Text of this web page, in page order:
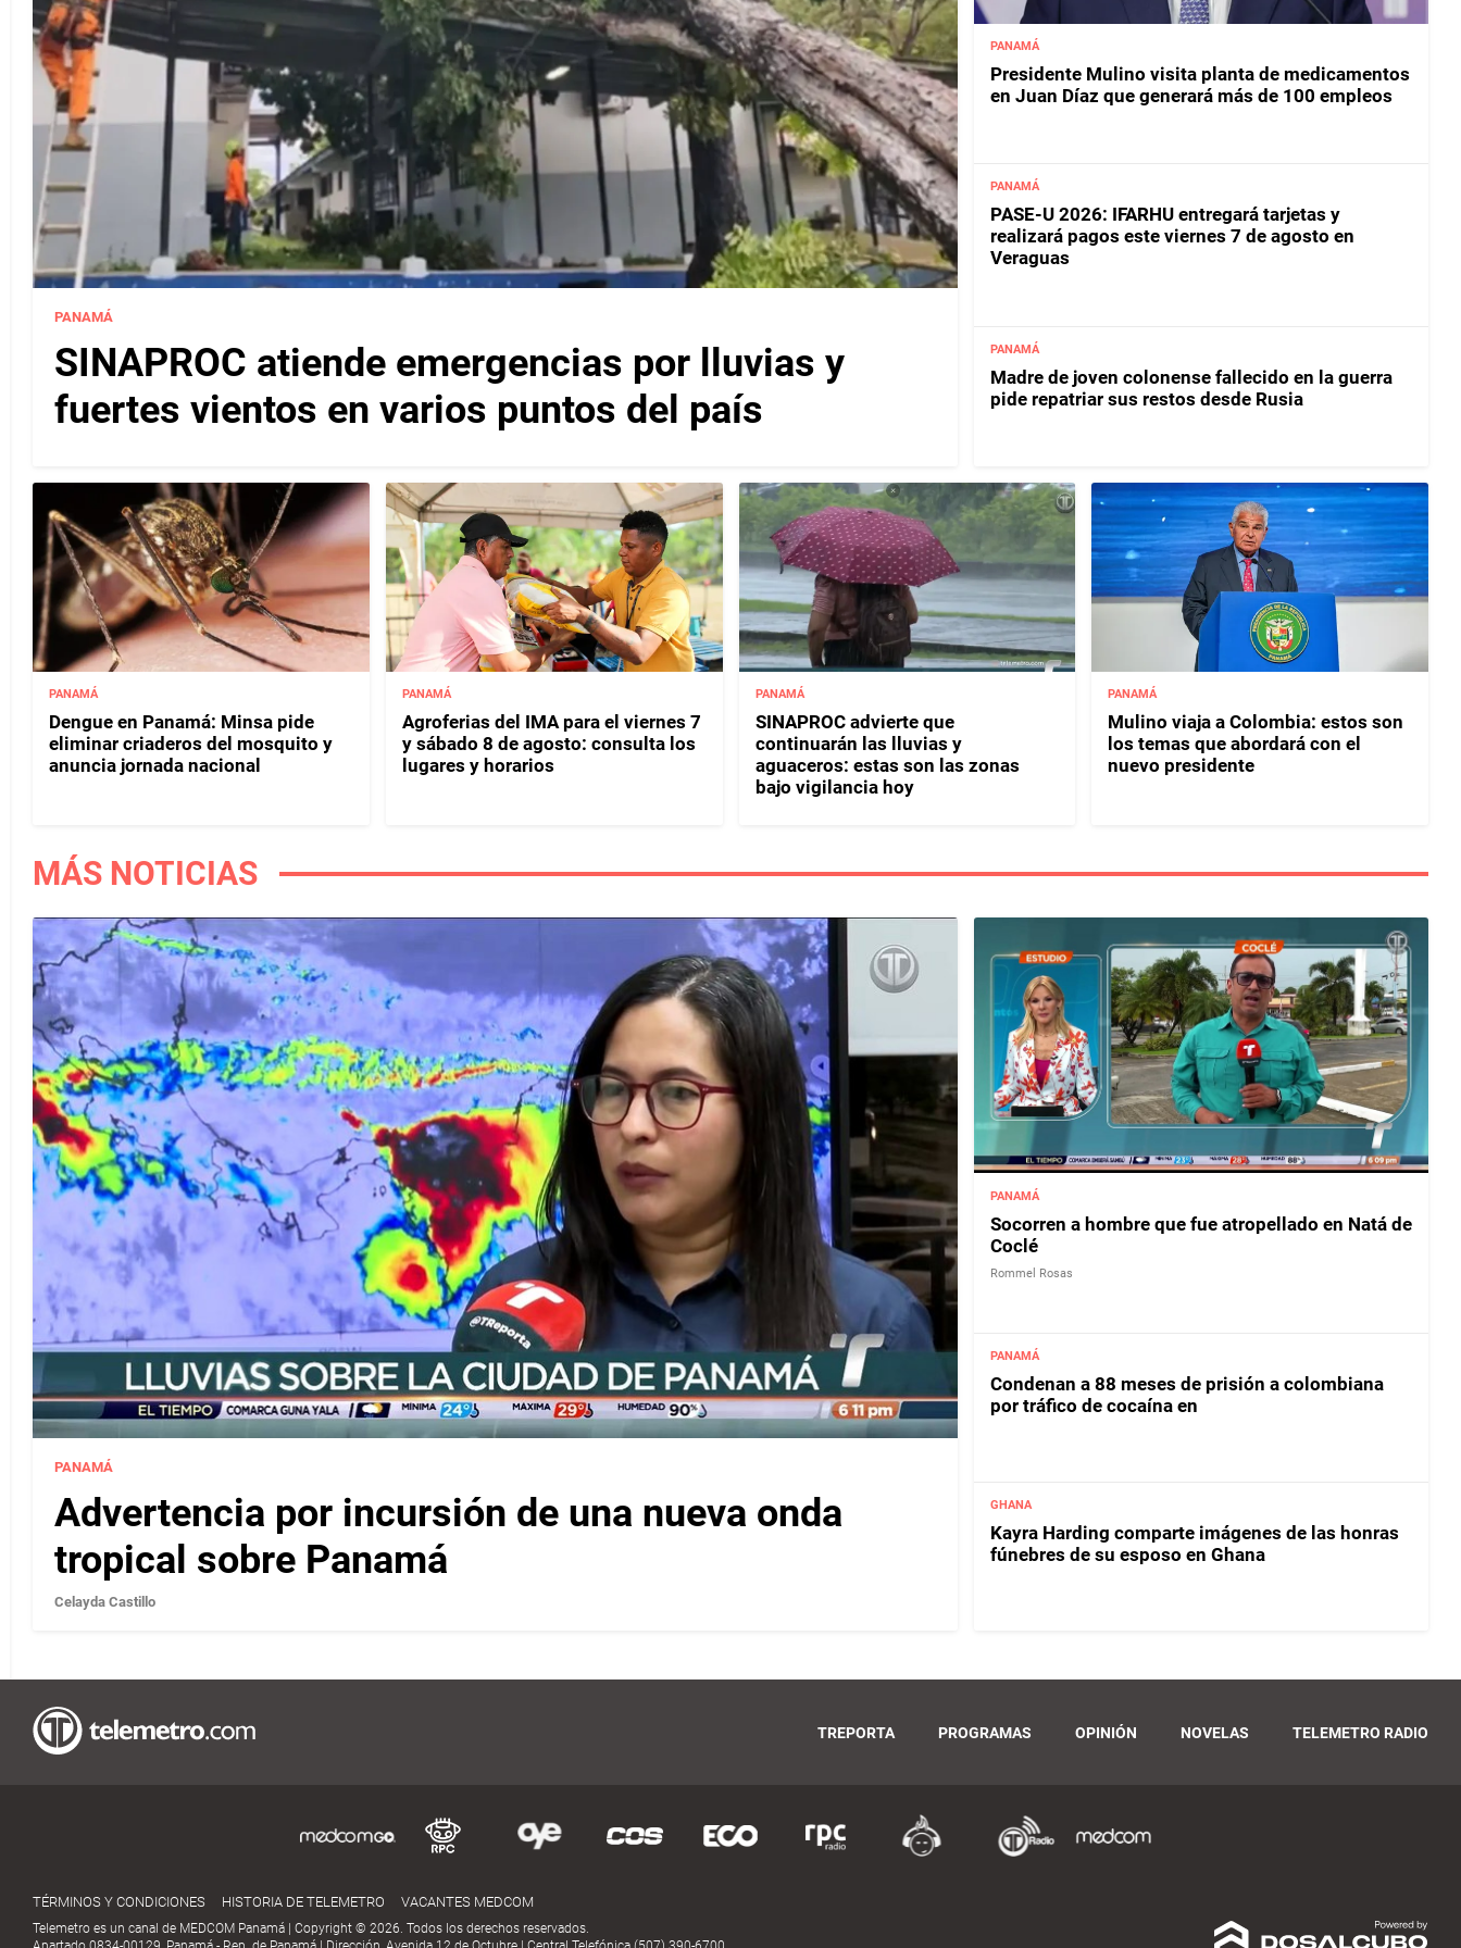
PANAMÁ
SINAPROC atiende emergencias por lluvias y
fuertes vientos en varios puntos del país
PANAMÁ
Presidente Mulino visita planta de medicamentos
en Juan Díaz que generará más de 100 empleos
PANAMÁ
PASE-U 2026: IFARHU entregará tarjetas y
realizará pagos este viernes 7 de agosto en
Veraguas
PANAMÁ
Madre de joven colonense fallecido en la guerra
pide repatriar sus restos desde Rusia
PANAMÁ
Dengue en Panamá: Minsa pide
eliminar criaderos del mosquito y
anuncia jornada nacional
PANAMÁ
Agroferias del IMA para el viernes 7
y sábado 8 de agosto: consulta los
lugares y horarios
PANAMÁ
SINAPROC advierte que
continuarán las lluvias y
aguaceros: estas son las zonas
bajo vigilancia hoy
PANAMÁ
Mulino viaja a Colombia: estos son
los temas que abordará con el
nuevo presidente
MÁS NOTICIAS
PANAMÁ
Advertencia por incursión de una nueva onda
tropical sobre Panamá
Celayda Castillo
PANAMÁ
Socorren a hombre que fue atropellado en Natá de
Coclé
Rommel Rosas
PANAMÁ
Condenan a 88 meses de prisión a colombiana
por tráfico de cocaína en
GHANA
Kayra Harding comparte imágenes de las honras
fúnebres de su esposo en Ghana
TREPORTA PROGRAMAS OPINIÓN NOVELAS TELEMETRO RADIO
TÉRMINOS Y CONDICIONES HISTORIA DE TELEMETRO VACANTES MEDCOM
Telemetro es un canal de MEDCOM Panamá | Copyright © 2026. Todos los derechos reservados.